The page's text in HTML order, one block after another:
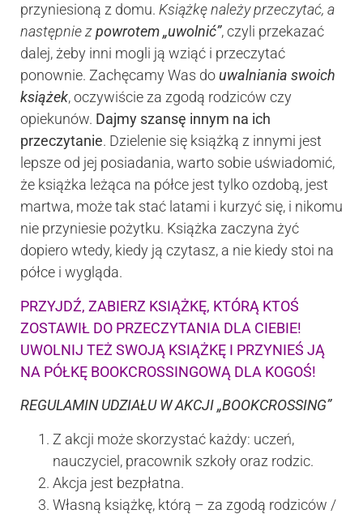
przyniesioną z domu. Książkę należy przeczytać, a
następnie zpowrotem „uwolnić”, czyli przekazać
dalej, żeby inni mogli ją wziąć i przeczytać
ponownie. Zachęcamy Was douwalniania swoich
książek, oczywiście za zgodą rodziców czy
opiekunów. Dajmy szansę innym na ich
przeczytanie. Dzielenie się książką z innymi jest
lepsze od jej posiadania, warto sobie uświadomić,
że książka leżąca na półce jest tylko ozdobą, jest
martwa, może tak stać latami i kurzyć się, i nikomu
nie przyniesie pożytku. Książka zaczyna żyć
dopiero wtedy, kiedy ją czytasz, a nie kiedy stoi na
półce i wygląda.
PRZYJDŹ, ZABIERZ KSIĄŻKĘ, KTÓRĄ KTOŚ
ZOSTAWIŁ DO PRZECZYTANIA DLA CIEBIE!
UWOLNIJ TEŻ SWOJĄ KSIĄŻKĘ I PRZYNIEŚ JĄ
NA PÓŁKĘ BOOKCROSSINGOWĄ DLA KOGOŚ!
REGULAMIN UDZIAŁU W AKCJI „BOOKCROSSING”
Z akcji może skorzystać każdy: uczeń,
nauczyciel, pracownik szkoły oraz rodzic.
Akcja jest bezpłatna.
Własną książkę, którą – za zgodą rodziców /